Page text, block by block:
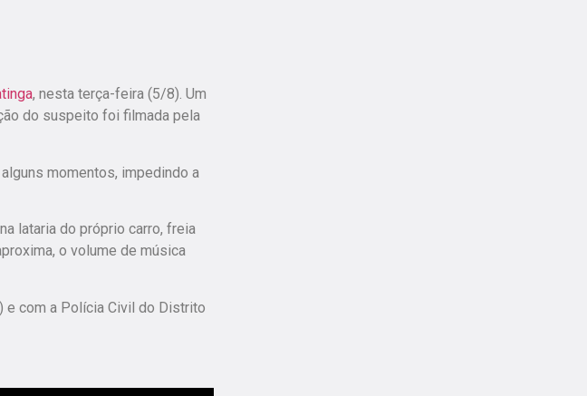
, nesta terça-feira (5/8). Um
do suspeito foi filmada pela
momentos, impedindo a
lataria do próprio carro, freia
o volume de música
) e com a Polícia Civil do Distrito